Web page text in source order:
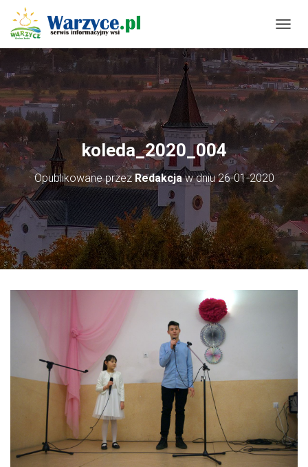
R
Z
E
Ł
Z
A
I
G
A
J
koleda_2020_004
Opublikowane przezRedakcjaw dniu26-01-2020